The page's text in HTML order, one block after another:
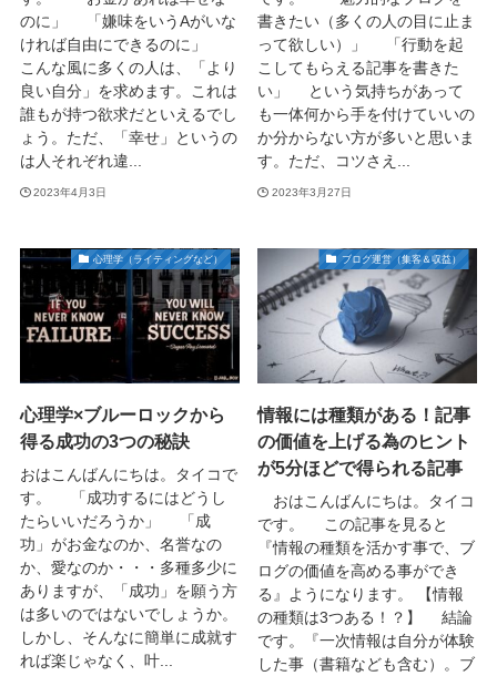
のに」 「嫌味をいうAがいな
ければ自由にできるのに」
こんな風に多くの人は、「より
良い自分」を求めます。これは
誰もが持つ欲求だといえるでし
ょう。ただ、「幸せ」というの
は人それぞれ違...
2023年4月3日
書きたい（多くの人の目に止ま
って欲しい）」 「行動を起
こしてもらえる記事を書きた
い」 という気持ちがあって
も一体何から手を付けていいの
か分からない方が多いと思いま
す。ただ、コツさえ...
2023年3月27日
心理学（ライティングなど）
心理学×ブルーロックから
得る成功の3つの秘訣
おはこんばんにちは。タイコで
す。 「成功するにはどうし
たらいいだろうか」 「成
功」がお金なのか、名誉なの
か、愛なのか・・・多種多少に
ありますが、「成功」を願う方
は多いのではないでしょうか。
しかし、そんなに簡単に成就す
れば楽じゃなく、叶...
ブログ運営（集客＆収益）
情報には種類がある！記事
の価値を上げる為のヒント
が5分ほどで得られる記事
おはこんばんにちは。タイコ
です。 この記事を見ると
『情報の種類を活かす事で、ブ
ログの価値を高める事ができ
る』ようになります。 【情報
の種類は3つある！？】 結論
です。『一次情報は自分が体験
した事（書籍なども含む）。ブ